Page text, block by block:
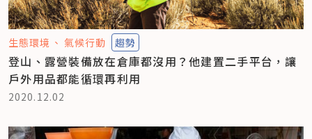
生態環境 氣候行動 趨勢
登山、露營裝備放在倉庫都沒用？他建置二手平台，讓
戶外用品都能循環再利用
2020.12.02